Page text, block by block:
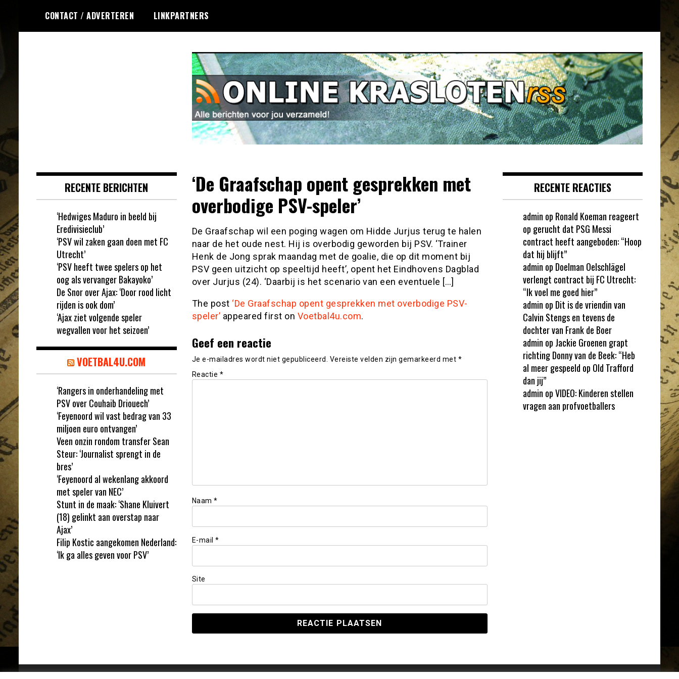
de
CONTACT / ADVERTEREN LINKPARTNERS
‘De Graafschap opent gesprekken met
overbodige PSV-speler’
De Graafschap wil een poging wagen om Hidde Jurjus terug te halen
naar de het oude nest. Hij is overbodig geworden bij PSV. ‘Trainer
Henk de Jong sprak maandag met de goalie, die op dit moment bij
PSV geen uitzicht op speeltijd heeft’, opent het Eindhovens Dagblad
over Jurjus (24). ‘Daarbij is het scenario van een eventuele […]
The post ‘De Graafschap opent gesprekken met overbodige PSV-
speler’ appeared first on Voetbal4u.com.
Geef een reactie
Je e-mailadres wordt niet gepubliceerd. Vereiste velden zijn gemarkeerd met *
Reactie *
Naam *
E-mail *
Site
RECENTE BERICHTEN
‘Hedwiges Maduro in beeld bij
Eredivisieclub’
‘PSV wil zaken gaan doen met FC
Utrecht’
‘PSV heeft twee spelers op het
oog als vervanger Bakayoko’
De Snor over Ajax: ‘Door rood licht
rijden is ook dom’
‘Ajax ziet volgende speler
wegvallen voor het seizoen’
VOETBAL4U.COM
‘Rangers in onderhandeling met
PSV over Couhaib Driouech’
‘Feyenoord wil vast bedrag van 33
miljoen euro ontvangen’
Veen onzin rondom transfer Sean
Steur: ‘Journalist sprengt in de
bres’
‘Feyenoord al wekenlang akkoord
met speler van NEC’
Stunt in de maak: ‘Shane Kluivert
(18) gelinkt aan overstap naar
Ajax’
Filip Kostic aangekomen Nederland:
‘Ik ga alles geven voor PSV’
RECENTE REACTIES
admin op Ronald Koeman reageert
op gerucht dat PSG Messi
contract heeft aangeboden: “Hoop
dat hij blijft”
admin op Doelman Oelschlägel
verlengt contract bij FC Utrecht:
“Ik voel me goed hier”
admin op Dit is de vriendin van
Calvin Stengs en tevens de
dochter van Frank de Boer
admin op Jackie Groenen grapt
richting Donny van de Beek: “Heb
al meer gespeeld op Old Trafford
dan jij”
admin opVIDEO: Kinderen stellen
vragen aan profvoetballers